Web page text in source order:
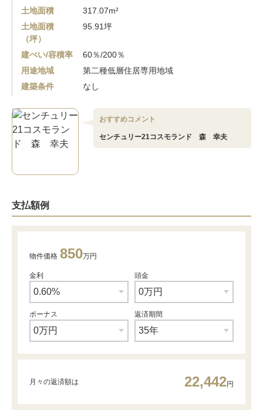
土地面積
317.07m²
土地面積
（坪）
95.91坪
建ぺい/容積率
60％/200％
用途地域
第二種低層住居専用地域
建築条件
なし
おすすめコメント
センチュリー21コスモランド 森 幸夫
支払額例
物件価格 850万円
金利 頭金
ボーナス 返済期間
月々の返済額は 22,442円